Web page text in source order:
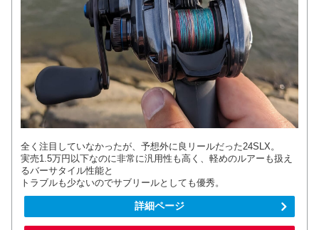
全く注目していなかったが、予想外に良リールだった24SLX。
実売1.5万円以下なのに非常に汎用性も高く、軽めのルアーも扱え
るバーサタイル性能と
トラブルも少ないのでサブリールとしても優秀。
詳細ページ